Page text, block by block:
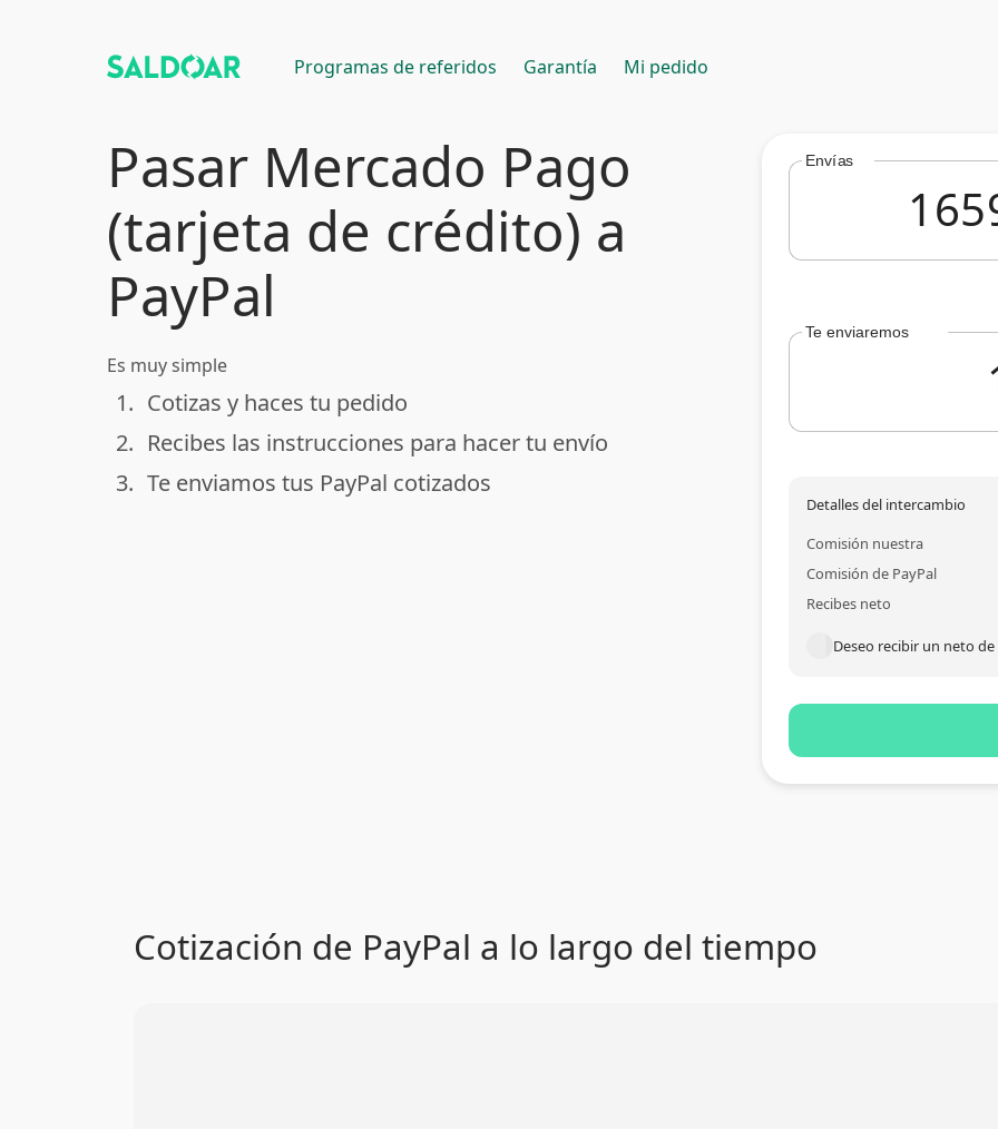
Programas de referidos Garantía Mi pedido
Pasar Mercado Pago
(tarjeta de crédito) a
PayPal
Es muy simple
done
1. Cotizas y haces tu pedido
done
2. Recibes las instrucciones para hacer tu envío
done
3. Te enviamos tus PayPal cotizados
Envías
Te enviaremos
Detalles del intercambio
Comisión nuestra
Comisión de PayPal
Recibes neto
Deseo recibir un neto de
Cotización de PayPal a lo largo del tiempo